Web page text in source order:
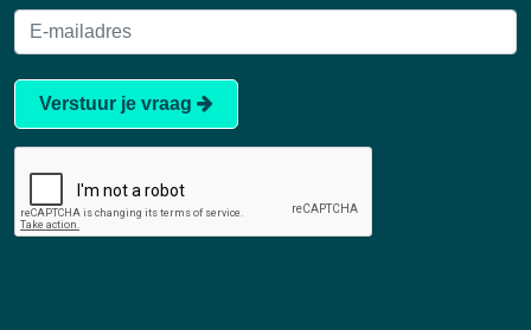
Verstuur je vraag